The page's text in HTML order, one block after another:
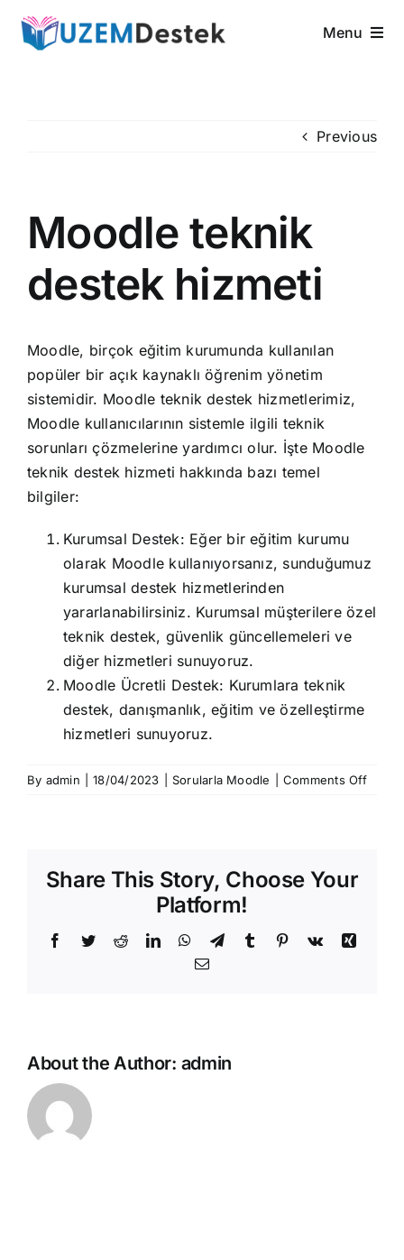
Menu
Neden Biz
İletişim
Previous
Moodle teknik
destek hizmeti
Moodle, birçok eğitim kurumunda kullanılan
popüler bir açık kaynaklı öğrenim yönetim
sistemidir. Moodle teknik destek hizmetlerimiz,
Moodle kullanıcılarının sistemle ilgili teknik
sorunları çözmelerine yardımcı olur. İşte Moodle
teknik destek hizmeti hakkında bazı temel
bilgiler:
Kurumsal Destek: Eğer bir eğitim kurumu
olarak Moodle kullanıyorsanız, sunduğumuz
kurumsal destek hizmetlerinden
yararlanabilirsiniz. Kurumsal müşterilere özel
teknik destek, güvenlik güncellemeleri ve
diğer hizmetleri sunuyoruz.
Moodle Ücretli Destek: Kurumlara teknik
destek, danışmanlık, eğitim ve özelleştirme
hizmetleri sunuyoruz.
By admin 18/04/2023 Sorularla Moodle Comments Offon
Share This Story, Choose Your
Platform!
Facebook
TwitterRedditLinkedInWhatsApp
TelegramTumblr Pinterest
Vk
Xing
Email
About the Author: admin